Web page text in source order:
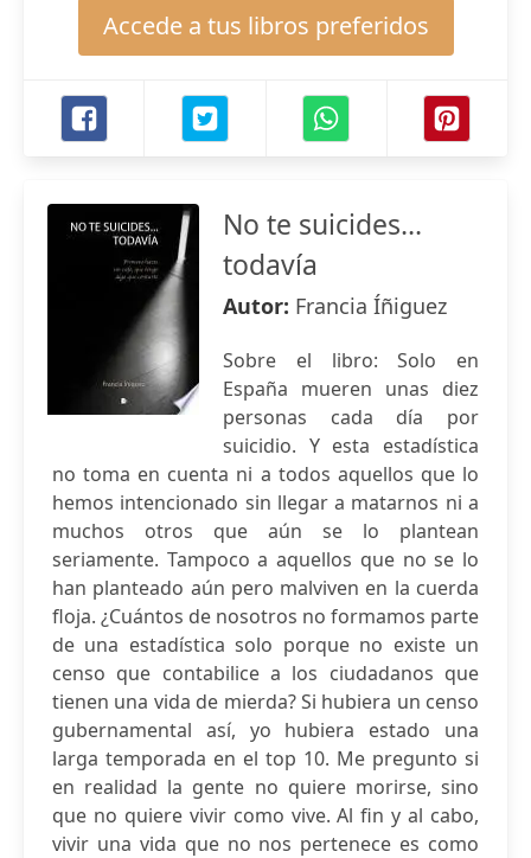
Accede a tus libros preferidos
No te suicides...
todavía
Autor: Francia Íñiguez
Sobre el libro: Solo en
España mueren unas diez
personas cada día por
suicidio. Y esta estadística
no toma en cuenta ni a todos aquellos que lo
hemos intencionado sin llegar a matarnos ni a
muchos otros que aún se lo plantean
seriamente. Tampoco a aquellos que no se lo
han planteado aún pero malviven en la cuerda
floja. ¿Cuántos de nosotros no formamos parte
de una estadística solo porque no existe un
censo que contabilice a los ciudadanos que
tienen una vida de mierda? Si hubiera un censo
gubernamental así, yo hubiera estado una
larga temporada en el top 10. Me pregunto si
en realidad la gente no quiere morirse, sino
que no quiere vivir como vive. Al fin y al cabo,
vivir una vida que no nos pertenece es como